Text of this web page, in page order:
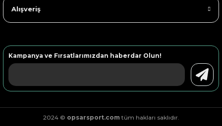
Alışveriş
Kampanya ve Fırsatlarımızdan haberdar Olun!
2024 © opsarsport.com tüm hakları saklıdır.